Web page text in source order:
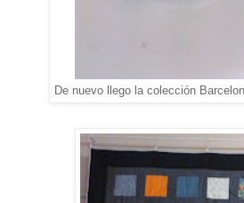
De nuevo llego la colección